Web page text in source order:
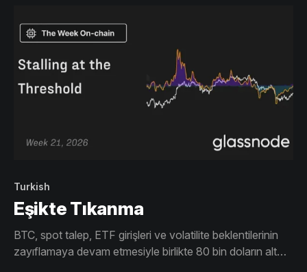
Turkish
Eşikte Tıkanma
BTC, spot talep, ETF girişleri ve volatilite beklentilerinin
zayıflamaya devam etmesiyle birlikte 80 bin doların alt